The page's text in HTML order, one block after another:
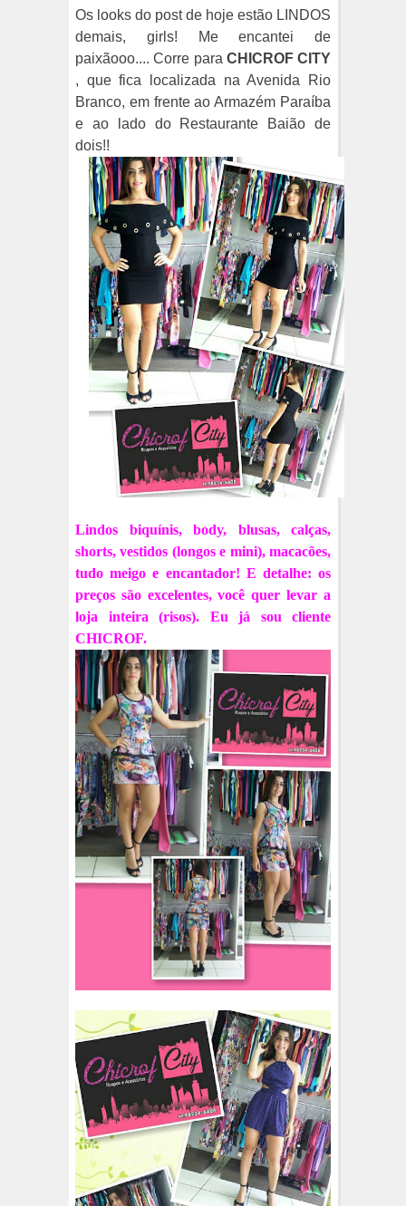
Os looks do post de hoje estão LINDOS
demais, girls! Me encantei de
paixãooo.... Corre para CHICROF CITY
, que fica localizada na Avenida Rio
Branco, em frente ao Armazém Paraíba
e ao lado do Restaurante Baião de
dois!!
Lindos biquínis, body, blusas, calças,
shorts, vestidos (longos e mini), macacões,
tudo meigo e encantador! E detalhe: os
preços são excelentes, você quer levar a
loja inteira (risos). Eu já sou cliente
CHICROF.